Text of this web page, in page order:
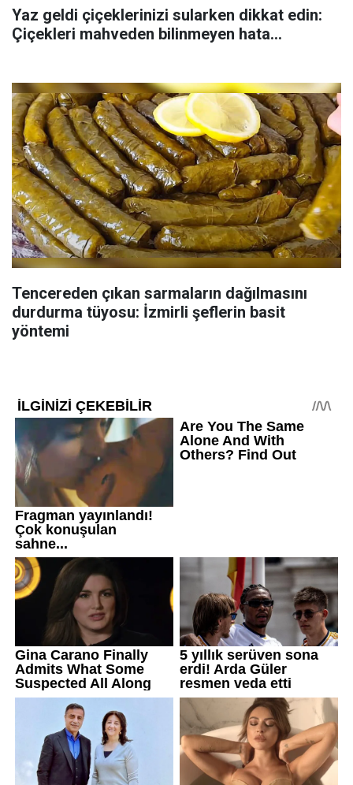
Yaz geldi çiçeklerinizi sularken dikkat edin:
Çiçekleri mahveden bilinmeyen hata...
Tencereden çıkan sarmaların dağılmasını
durdurma tüyosu: İzmirli şeflerin basit
yöntemi